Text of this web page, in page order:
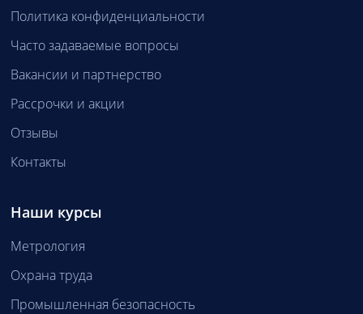
Политика конфиденциальности
Часто задаваемые вопросы
Вакансии и партнерство
Рассрочки и акции
Отзывы
Контакты
Наши курсы
Метрология
Охрана труда
Промышленная безопасность